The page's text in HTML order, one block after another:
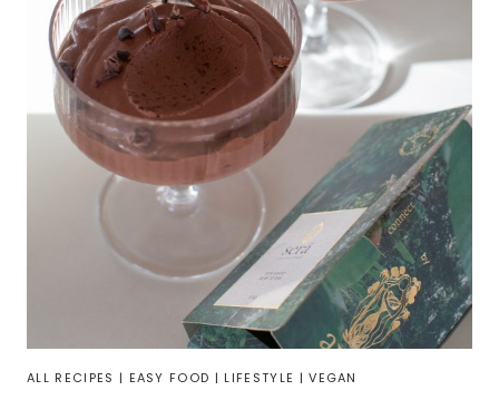
ALL RECIPES | EASY FOOD | LIFESTYLE |VEGAN